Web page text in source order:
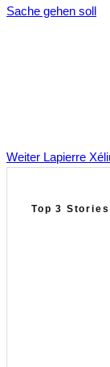
Sache gehen soll
Weiter Lapierre
Top 3 Stories